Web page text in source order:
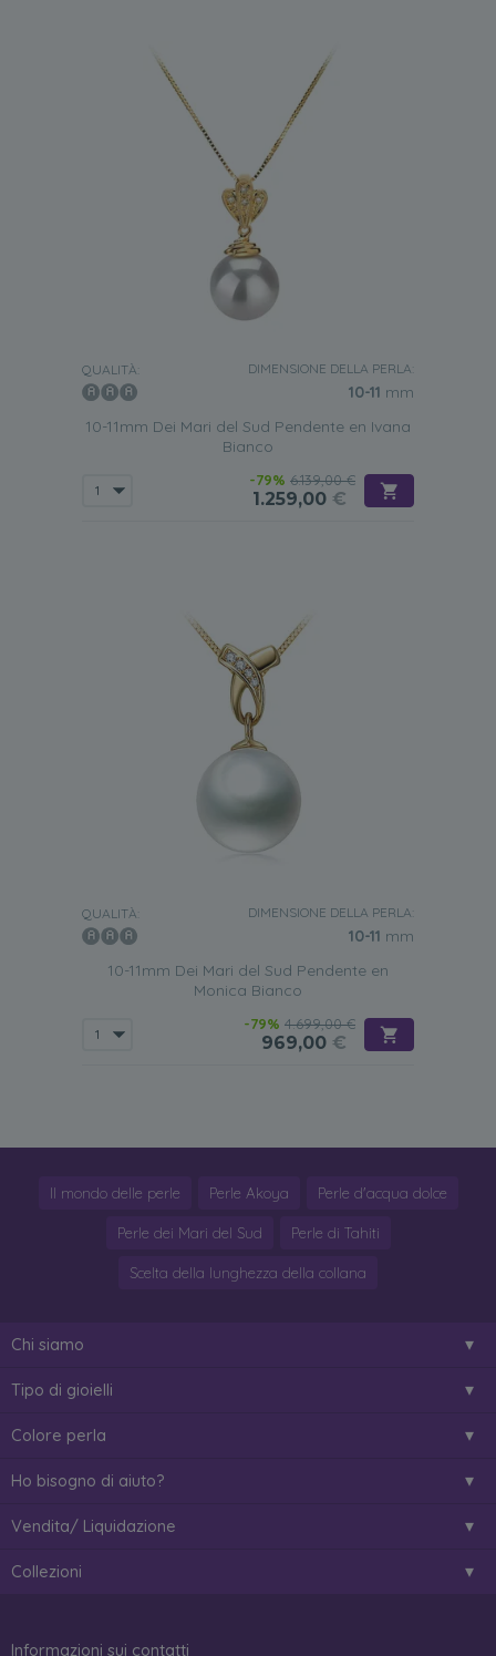
QUALITÀ: DIMENSIONE DELLA PERLA:
10-11 mm
10-11mm Dei Mari del Sud Pendente en Ivana
Bianco
-79% 6.139,00 €
1.259,00 €
QUALITÀ: DIMENSIONE DELLA PERLA:
10-11 mm
10-11mm Dei Mari del Sud Pendente en
Monica Bianco
-79% 4.699,00 €
969,00 €
Il mondo delle perle Perle Akoya Perle d'acqua dolce
Perle dei Mari del Sud Perle di Tahiti
Scelta della lunghezza della collana
Chi siamo
Tipo di gioielli
Colore perla
Ho bisogno di aiuto?
Vendita/ Liquidazione
Collezioni
Informazioni sui contatti